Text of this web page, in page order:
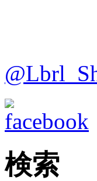
検索